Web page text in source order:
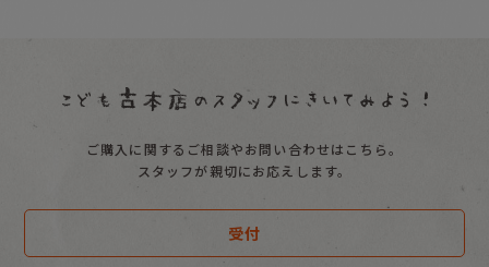
ご購入に関するご相談やお問い合わせはこちら。
スタッフが親切にお応えします。
受付